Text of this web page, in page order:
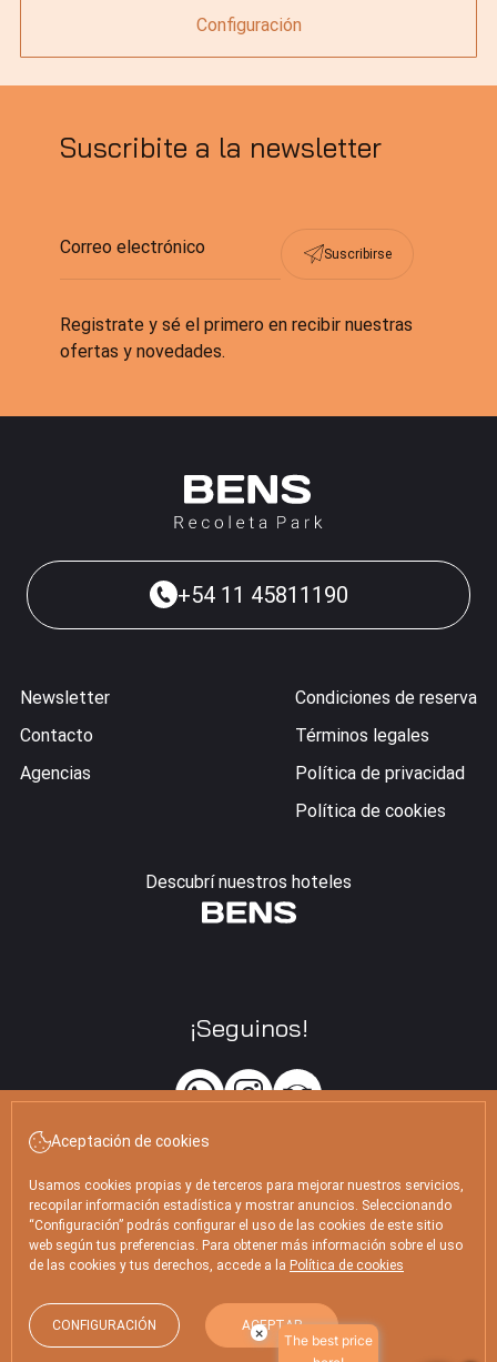
Configuración
Suscribite a la newsletter
Suscribirse
Registrate y sé el primero en recibir nuestras
ofertas y novedades.
+54 11 45811190
Newsletter
Contacto
Agencias
Condiciones de reserva
Términos legales
Política de privacidad
Política de cookies
Descubrí nuestros hoteles
¡Seguinos!
Libertad 1283, C1012 Buenos Aires (Argentina)
reservasrecoleta@hotelesbens.com
BENS Recoleta Park ©2026
Desarrollado porGNA Hotel Solutions
Aceptación de cookies
Usamos cookies propias y de terceros para mejorar nuestros servicios,
recopilar información estadística y mostrar anuncios. Seleccionando
“Configuración” podrás configurar el uso de las cookies de este sitio
web según tus preferencias. Para obtener más información sobre el uso
de las cookies y tus derechos, accede a la Política de cookies
CONFIGURACIÓN ACEPTAR
×
The best price